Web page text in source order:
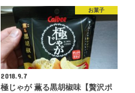
お菓子
2018.9.7
極じゃが 薫る黒胡椒味【贅沢ポ